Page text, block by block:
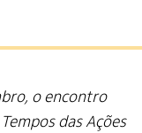
o encontro
das Ações